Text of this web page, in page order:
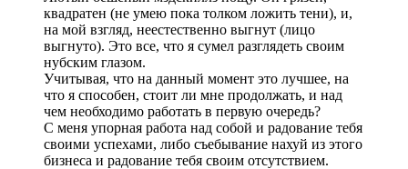
квадратен (не умею пока толком ложить тени), и,
на мой взгляд, неестественно выгнут (лицо
выгнуто). Это все, что я сумел разглядеть своим
нубским глазом.
Учитывая, что на данный момент это лучшее, на
что я способен, стоит ли мне продолжать, и над
чем необходимо работать в первую очередь?
С меня упорная работа над собой и радование тебя
своими успехами, либо съебывание нахуй из этого
бизнеса и радование тебя своим отсутствием.